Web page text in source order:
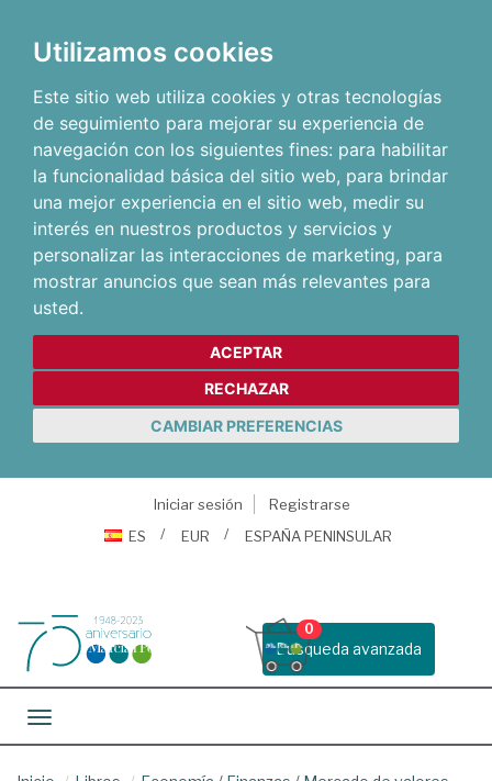
Utilizamos cookies
Este sitio web utiliza cookies y otras tecnologías
de seguimiento para mejorar su experiencia de
navegación con los siguientes fines: para habilitar
la funcionalidad básica del sitio web, para brindar
una mejor experiencia en el sitio web, medir su
interés en nuestros productos y servicios y
personalizar las interacciones de marketing, para
mostrar anuncios que sean más relevantes para
usted.
ACEPTAR
RECHAZAR
CAMBIAR PREFERENCIAS
Iniciar sesión
Registrarse
ES
EUR ESPAÑA PENINSULAR
Busqueda avanzada
0
Toggle navigation